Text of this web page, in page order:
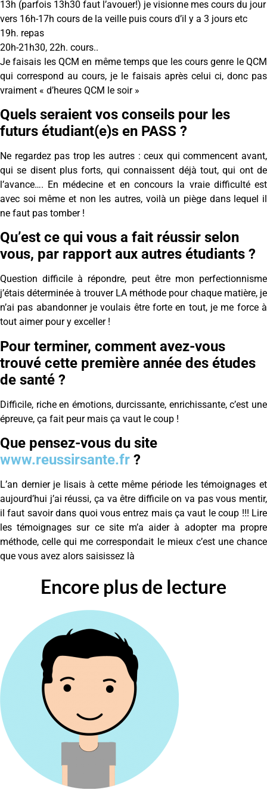
13h (parfois 13h30 faut l’avouer!) je visionne mes cours du jour
vers 16h-17h cours de la veille puis cours d’il y a 3 jours etc
19h. repas
20h-21h30, 22h. cours..
Je faisais les QCM en même temps que les cours genre le QCM
qui correspond au cours, je le faisais après celui ci, donc pas
vraiment « d’heures QCM le soir »
Quels seraient vos conseils pour les
futurs étudiant(e)s en PASS ?
Ne regardez pas trop les autres : ceux qui commencent avant,
qui se disent plus forts, qui connaissent déjà tout, qui ont de
l’avance…. En médecine et en concours la vraie difficulté est
avec soi même et non les autres, voilà un piège dans lequel il
ne faut pas tomber !
Qu’est ce qui vous a fait réussir selon
vous, par rapport aux autres étudiants ?
Question difficile à répondre, peut être mon perfectionnisme
j’étais déterminée à trouver LA méthode pour chaque matière, je
n’ai pas abandonner je voulais être forte en tout, je me force à
tout aimer pour y exceller !
Pour terminer, comment avez-vous
trouvé cette première année des études
de santé ?
Difficile, riche en émotions, durcissante, enrichissante, c’est une
épreuve, ça fait peur mais ça vaut le coup !
Que pensez-vous du site
www.reussirsante.fr ?
L’an dernier je lisais à cette même période les témoignages et
aujourd’hui j’ai réussi, ça va être difficile on va pas vous mentir,
il faut savoir dans quoi vous entrez mais ça vaut le coup !!! Lire
les témoignages sur ce site m’a aider à adopter ma propre
méthode, celle qui me correspondait le mieux c’est une chance
que vous avez alors saisissez là
Encore plus de lecture